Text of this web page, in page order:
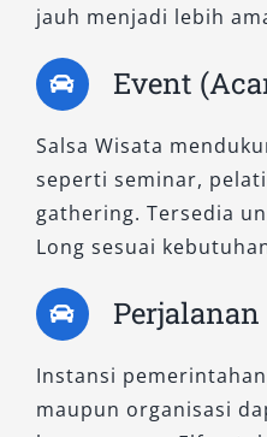
Dengan berbagai
Wisata siap
yang sesuai
kami sewakan adalah
dan siap digunakan
Anda, baik untuk sewa
perjalanan ke luar
Bandara Syamsudin
mengedepankan
Segera hubungi Salsa
harga dan
jauh menjadi lebih
Event
Salsa Wisata
seperti seminar,
gathering. Tersedia
Long sesuai
Instansi
maupun organisasi